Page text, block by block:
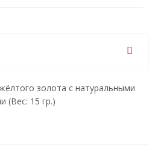
золота с натуральными
(Вес: 15 гр.)